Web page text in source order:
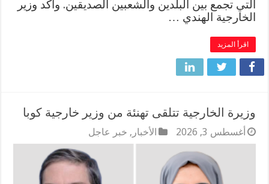
التي تجمع بين البلدين والشعبين الصديقين. وأكد وزير
الخارجية الهندي …
اقرأ المزيد
وزيرة الخارجية تتلقى تهنئة من وزير خارجية كوبا
أغسطس 3, 2026 الأخبار , خبر عاجل